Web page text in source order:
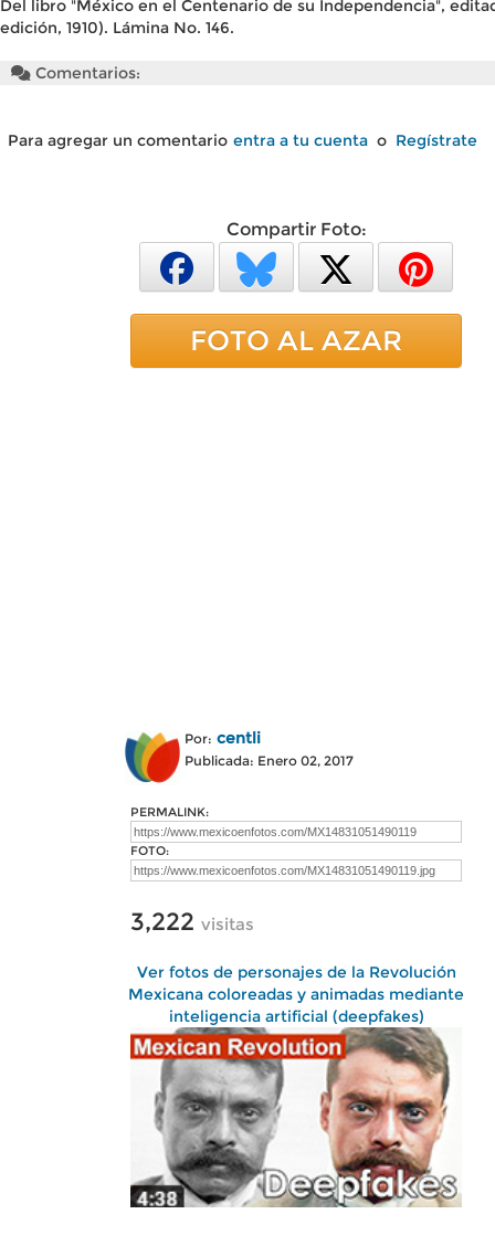
Del libro "México en el Centenario de su Independencia",
edición, 1910). Lámina No. 146.
Comentarios:
Para agregar un comentario entra a tu cuenta o Regístrate
Compartir Foto:
FOTO AL AZAR
Por: centli
Publicada: Enero 02, 2017
PERMALINK:
FOTO:
3,222 visitas
Ver fotos de personajes de la Revolución
Mexicana coloreadas y animadas mediante
inteligencia artificial (deepfakes)